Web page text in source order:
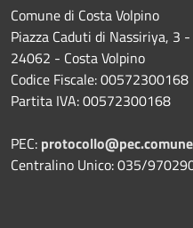
Comune di Costa Volpino
Piazza Caduti di Nassiriya, 3
24062 - Costa Volpino
Codice Fiscale: 00572300168
Partita IVA: 00572300168
PEC:
Centralino Unico: 035/